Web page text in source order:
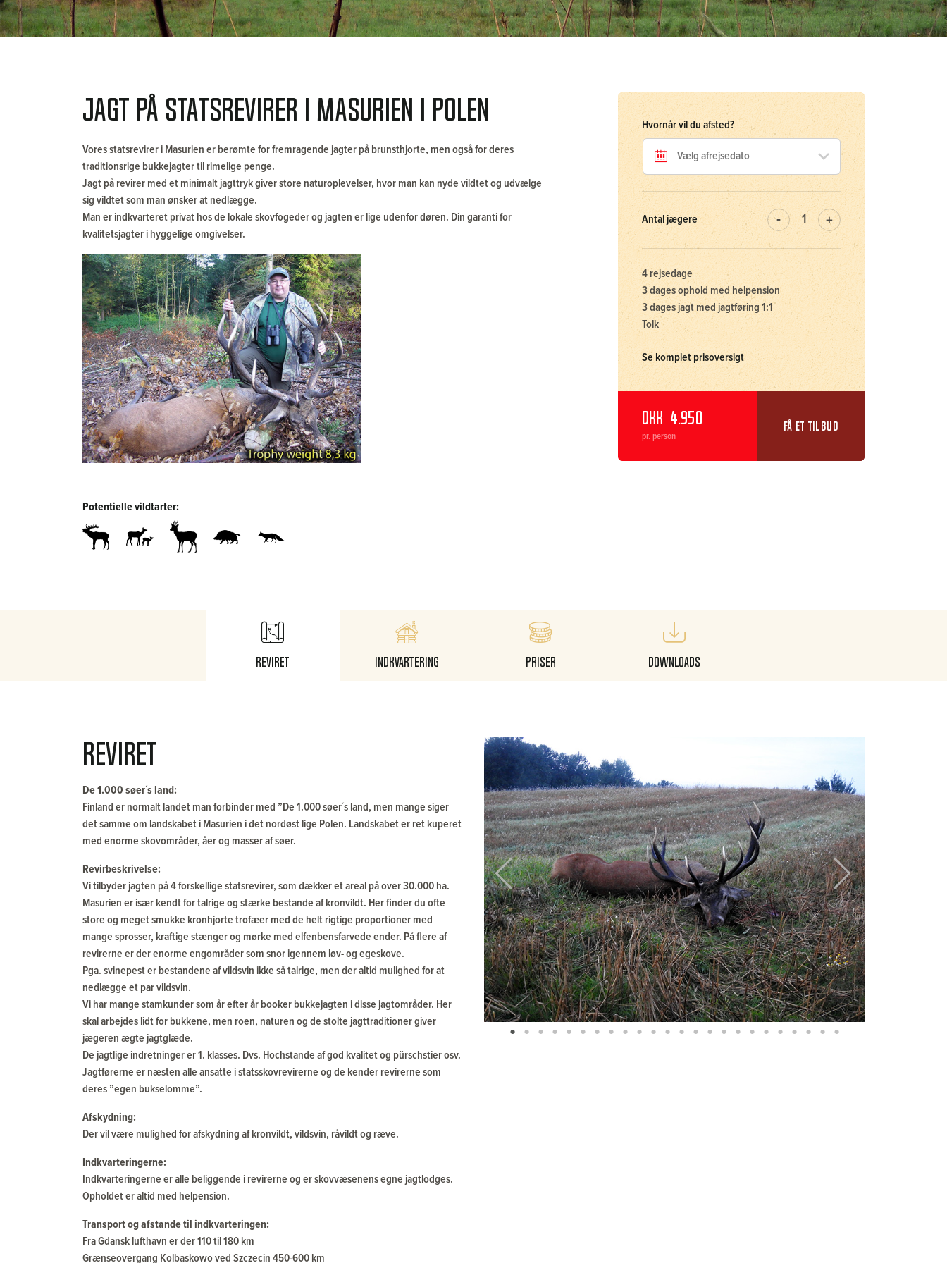
Jagt på statsrevirer i Masurien i Polen
Vores statsrevirer i Masurien er berømte for fremragende jagter på brunsthjorte, men også for deres
traditionsrige bukkejagter til rimelige penge.
Jagt på revirer med et minimalt jagttryk giver store naturoplevelser, hvor man kan nyde vildtet og udvælge
sig vildtet som man ønsker at nedlægge.
Man er indkvarteret privat hos de lokale skovfogeder og jagten er lige udenfor døren. Din garanti for
kvalitetsjagter i hyggelige omgivelser.
Potentielle vildtarter:
Hvornår vil du afsted?
Antal jægere
4 rejsedage
3 dages ophold med helpension
3 dages jagt med jagtføring 1:1
Tolk
Se komplet prisoversigt
DKK 4.950
pr. person
FÅ ET TILBUD
Reviret Indkvartering Priser Downloads
Reviret
De 1.000 søer´s land:
Finland er normalt landet man forbinder med ”De 1.000 søer´s land, men mange siger
det samme om landskabet i Masurien i det nordøst lige Polen. Landskabet er ret kuperet
med enorme skovområder, åer og masser af søer.
Revirbeskrivelse:
Vi tilbyder jagten på 4 forskellige statsrevirer, som dækker et areal på over 30.000 ha.
Masurien er især kendt for talrige og stærke bestande af kronvildt. Her finder du ofte
store og meget smukke kronhjorte trofæer med de helt rigtige proportioner med
mange sprosser, kraftige stænger og mørke med elfenbensfarvede ender. På flere af
revirerne er der enorme engområder som snor igennem løv- og egeskove.
Pga. svinepest er bestandene af vildsvin ikke så talrige, men der altid mulighed for at
nedlægge et par vildsvin.
Vi har mange stamkunder som år efter år booker bukkejagten i disse jagtområder. Her
skal arbejdes lidt for bukkene, men roen, naturen og de stolte jagttraditioner giver
jægeren ægte jagtglæde.
De jagtlige indretninger er 1. klasses. Dvs. Hochstande af god kvalitet og pürschstier osv.
Jagtførerne er næsten alle ansatte i statsskovrevirerne og de kender revirerne som
deres ”egen bukselomme”.
Afskydning:
Der vil være mulighed for afskydning af kronvildt, vildsvin, råvildt og ræve.
Indkvarteringerne:
Indkvarteringerne er alle beliggende i revirerne og er skovvæsenens egne jagtlodges.
Opholdet er altid med helpension.
Transport og afstande til indkvarteringen:
Fra Gdansk lufthavn er der 110 til 180 km
Grænseovergang Kolbaskowo ved Szczecin 450-600 km
Previous Next